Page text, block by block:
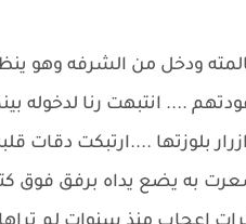
ودخل من الشرفه وهو
.... انتبهت رنا لدخوله
ازرار بلوزتها ....ارتبكت
شعرت به يضع يداه برفق فوق